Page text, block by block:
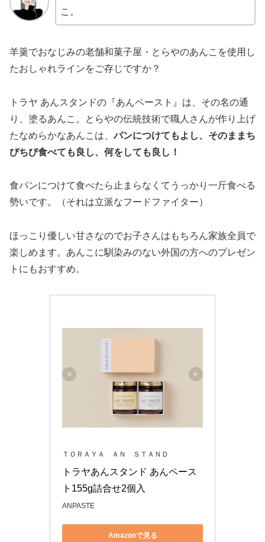
こ。
羊羹でおなじみの老舗和菓子屋・とらやのあんこを使用し
たおしゃれラインをご存じですか？
トラヤ あんスタンドの『あんペースト』は、その名の通
り、塗るあんこ。とらやの伝統技術で職人さんが作り上げ
たなめらかなあんこは、パンにつけてもよし、そのままち
びちび食べても良し、何をしても良し！
食パンにつけて食べたら止まらなくてうっかり一斤食べる
勢いです。（それは立派なフードファイター）
ほっこり優しい甘さなのでお子さんはもちろん家族全員で
楽しめます。あんこに馴染みのない外国の方へのプレゼン
トにもおすすめ。
ＴＯＲＡＹＡ ＡＮ ＳＴＡＮＤ
トラヤあんスタンド あんペース
ト155g詰合せ2個入
ANPASTE
Amazonで見る